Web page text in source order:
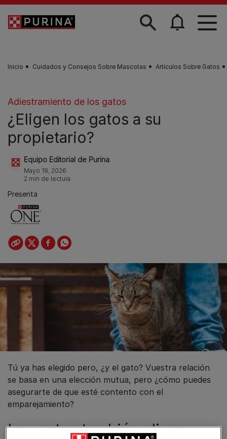
Skip to main content
Inicio Cuidados y Consejos Sobre Mascotas Artículos Sobre Gatos
Adiestramiento de los gatos
¿Eligen los gatos a su
propietario?
Equipo Editorial de Purina
Mayo 18, 2026
2 min de lectura
Presenta
Tú ya has elegido pero, ¿y el gato? Vuestra relación
se basa en una elección mutua, pero ¿cómo puedes
asegurarte de que esté contento con el
emparejamiento?
Los gatos también eligen